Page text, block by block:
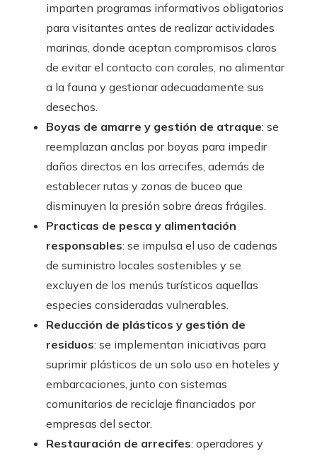
imparten programas informativos obligatorios
para visitantes antes de realizar actividades
marinas, donde aceptan compromisos claros
de evitar el contacto con corales, no alimentar
a la fauna y gestionar adecuadamente sus
desechos.
Boyas de amarre y gestión de atraque: se
reemplazan anclas por boyas para impedir
daños directos en los arrecifes, además de
establecer rutas y zonas de buceo que
disminuyen la presión sobre áreas frágiles.
Practicas de pesca y alimentación
responsables: se impulsa el uso de cadenas
de suministro locales sostenibles y se
excluyen de los menús turísticos aquellas
especies consideradas vulnerables.
Reducción de plásticos y gestión de
residuos: se implementan iniciativas para
suprimir plásticos de un solo uso en hoteles y
embarcaciones, junto con sistemas
comunitarios de reciclaje financiados por
empresas del sector.
Restauración de arrecifes: operadores y